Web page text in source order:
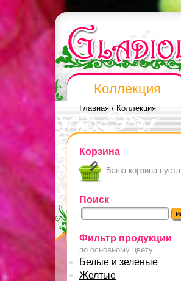
Коллекция
Главная / Коллекция
Корзина
Ваша корзина пуста
Поиск
Фильтр продукции
по основному цвету
Белые и зеленые
Желтые